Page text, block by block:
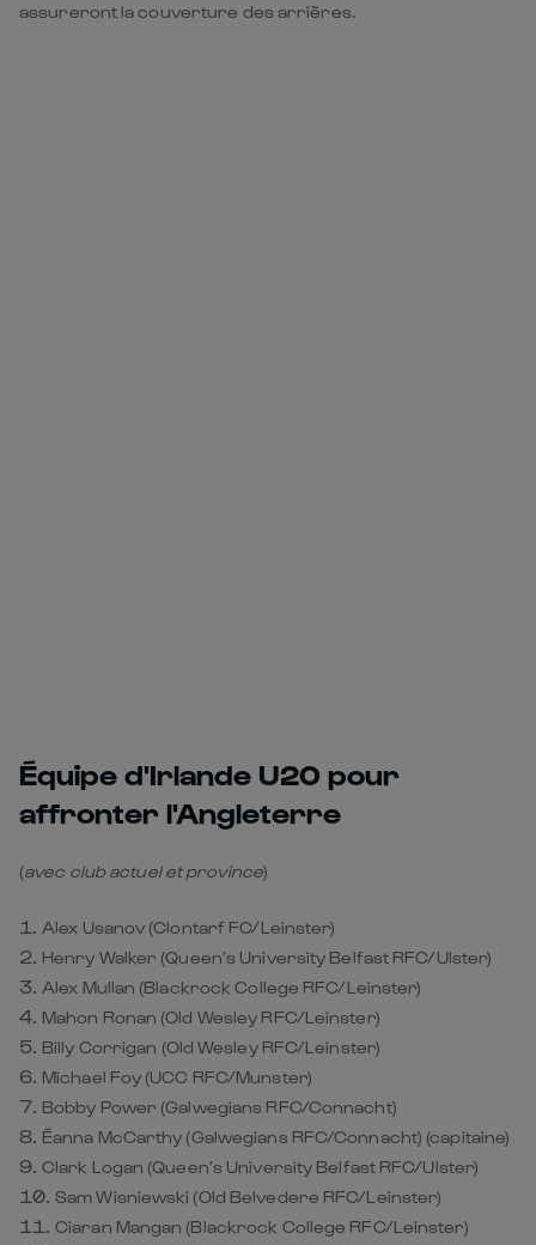
assureront la couverture des arrières.
Équipe d'Irlande U20 pour
affronter l'Angleterre
(avec club actuel et province)
Alex Usanov (Clontarf FC/Leinster)
Henry Walker (Queen’s University Belfast RFC/Ulster)
Alex Mullan (Blackrock College RFC/Leinster)
Mahon Ronan (Old Wesley RFC/Leinster)
Billy Corrigan (Old Wesley RFC/Leinster)
Michael Foy (UCC RFC/Munster)
Bobby Power (Galwegians RFC/Connacht)
Éanna McCarthy (Galwegians RFC/Connacht) (capitaine)
Clark Logan (Queen’s University Belfast RFC/Ulster)
Sam Wisniewski (Old Belvedere RFC/Leinster)
Ciaran Mangan (Blackrock College RFC/Leinster)